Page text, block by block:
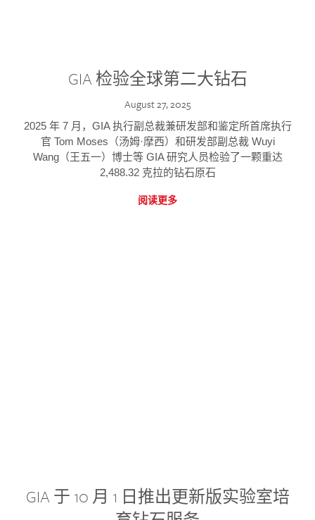
GIA 检验全球第二大钻石
August 27, 2025
2025 年 7 月，GIA 执行副总裁兼研发部和鉴定所首席执行
官 Tom Moses（汤姆·摩西）和研发部副总裁 Wuyi
Wang（王五一）博士等 GIA 研究人员检验了一颗重达
2,488.32 克拉的钻石原石
阅读更多
GIA 于 10 月 1 日推出更新版实验室培